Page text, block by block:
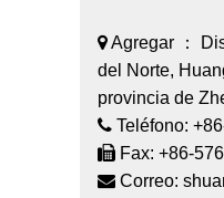
Agregar ：
del Norte,
provincia de
Teléfono:
Fax: +86-
Correo: